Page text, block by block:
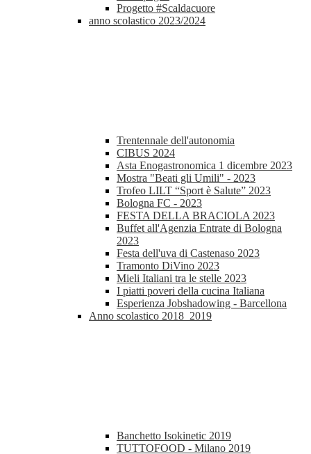
Progetto #Scaldacuore
anno scolastico 2023/2024
Trentennale dell'autonomia
CIBUS 2024
Asta Enogastronomica 1 dicembre 2023
Mostra "Beati gli Umili" - 2023
Trofeo LILT “Sport è Salute” 2023
Bologna FC - 2023
FESTA DELLA BRACIOLA 2023
Buffet all'Agenzia Entrate di Bologna
2023
Festa dell'uva di Castenaso 2023
Tramonto DiVino 2023
Mieli Italiani tra le stelle 2023
I piatti poveri della cucina Italiana
Esperienza Jobshadowing - Barcellona
Anno scolastico 2018_2019
Banchetto Isokinetic 2019
TUTTOFOOD - Milano 2019